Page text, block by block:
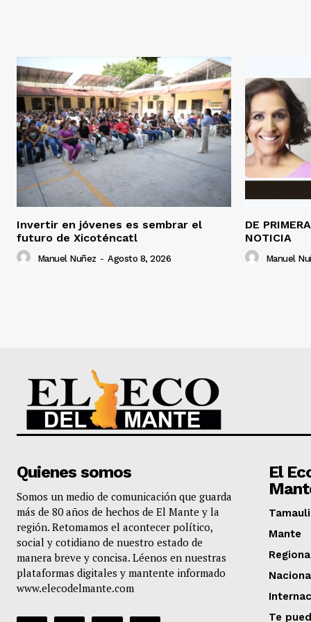
Invertir en jóvenes es sembrar el
futuro de Xicoténcatl
Manuel Nuñez - Agosto 8, 2026
DE
NOTICIA
Manuel
Quienes somos
Somos un medio de comunicación que guarda
más de 80 años de hechos de El Mante y la
región. Retomamos el acontecer político,
social y cotidiano de nuestro estado de
manera breve y concisa. Léenos en nuestras
plataformas digitales y mantente informado
www.elecodelmante.com
El
Mante
Te